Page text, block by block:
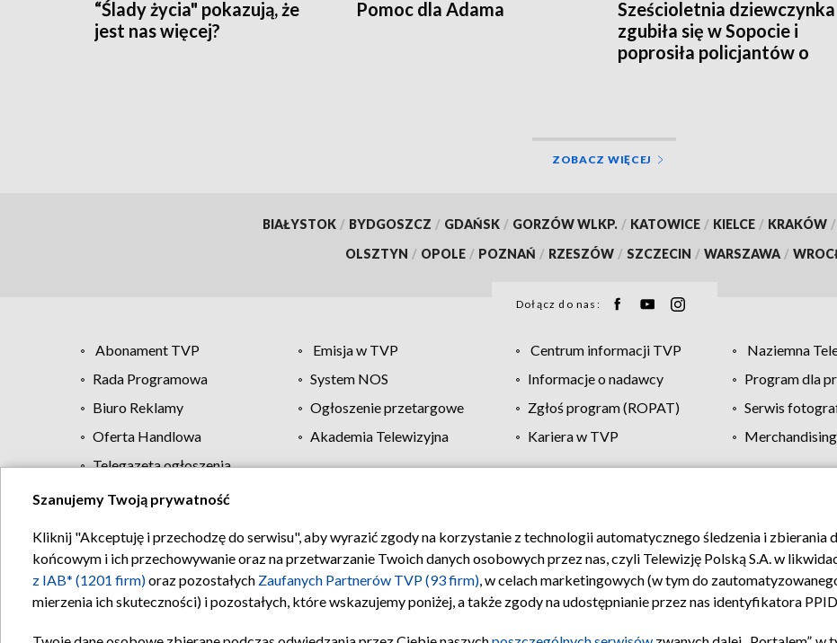
“Ślady życia" pokazują, że
jest nas więcej?
Pomoc dla Adama
Sześcioletnia dziewczynka
zgubiła się w Sopocie i
poprosiła policjantów o
ZOBACZ WIĘCEJ
BIAŁYSTOK / BYDGOSZCZ / GDAŃSK / GORZÓW WLKP. / KATOWICE / KIELCE / KRAKÓW /
OLSZTYN / OPOLE / POZNAŃ / RZESZÓW / SZCZECIN / WARSZAWA /
Dołącz do nas:
Abonament TVP Emisja w TVP Centrum informacji TVP Naziemna
Rada Programowa
System NOS Informacje o nadawcy
Program dla
Biuro Reklamy
Ogłoszenie przetargowe Zgłoś program (ROPAT)
Serwis
Oferta Handlowa
Akademia Telewizyjna Kariera w TVP
Telegazeta ogłoszenia
Regulamin TVP Polityka prywatności Moje zgody Pomoc Biuro reklamy
Szanujemy Twoją prywatność
Kliknij "Akceptuję i przechodzę do serwisu", aby wyrazić zgody na korzystanie z technologii automatycznego śledzenia i zbierania
końcowym i ich przechowywanie oraz na przetwarzanie Twoich danych osobowych przez nas, czyli Telewizję Polską S.A. w
z IAB* (1201 firm)oraz pozostałych Zaufanych Partnerów TVP (93 firm), w celach marketingowych (w tym do
mierzenia ich skuteczności) i pozostałych, które wskazujemy poniżej, a także zgody na udostępnianie przez nas identyfikatora